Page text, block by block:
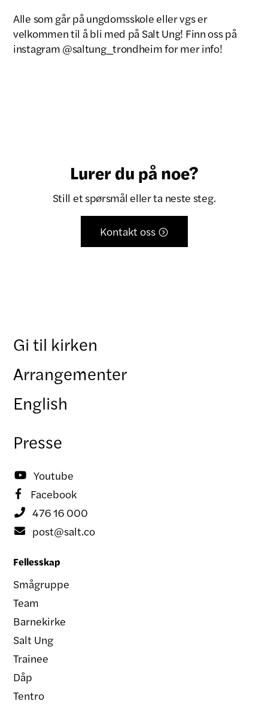
Alle som går på ungdomsskole eller vgs er
velkommen til å bli med på Salt Ung! Finn oss på
instagram @saltung_trondheim for mer info!
Lurer du på noe?
Still et spørsmål eller ta neste steg.
Kontakt oss 
Gi til kirken
Arrangementer
English
Presse
 Youtube
 Facebook
 476 16 000
 post@salt.co
Fellesskap
Smågruppe
Team
Barnekirke
Salt Ung
Trainee
Dåp
Tentro